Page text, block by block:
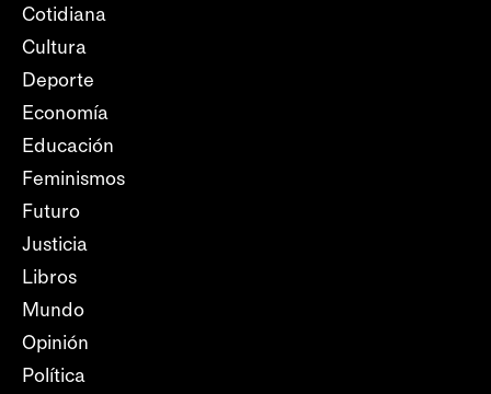
Cotidiana
Cultura
Deporte
Economía
Educación
Feminismos
Futuro
Justicia
Libros
Mundo
Opinión
Política